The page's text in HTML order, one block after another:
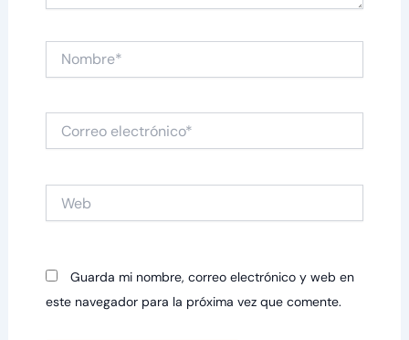
Nombre*
electrónico*
Guarda mi nombre, correo electrónico y web en
este navegador para la próxima vez que comente.